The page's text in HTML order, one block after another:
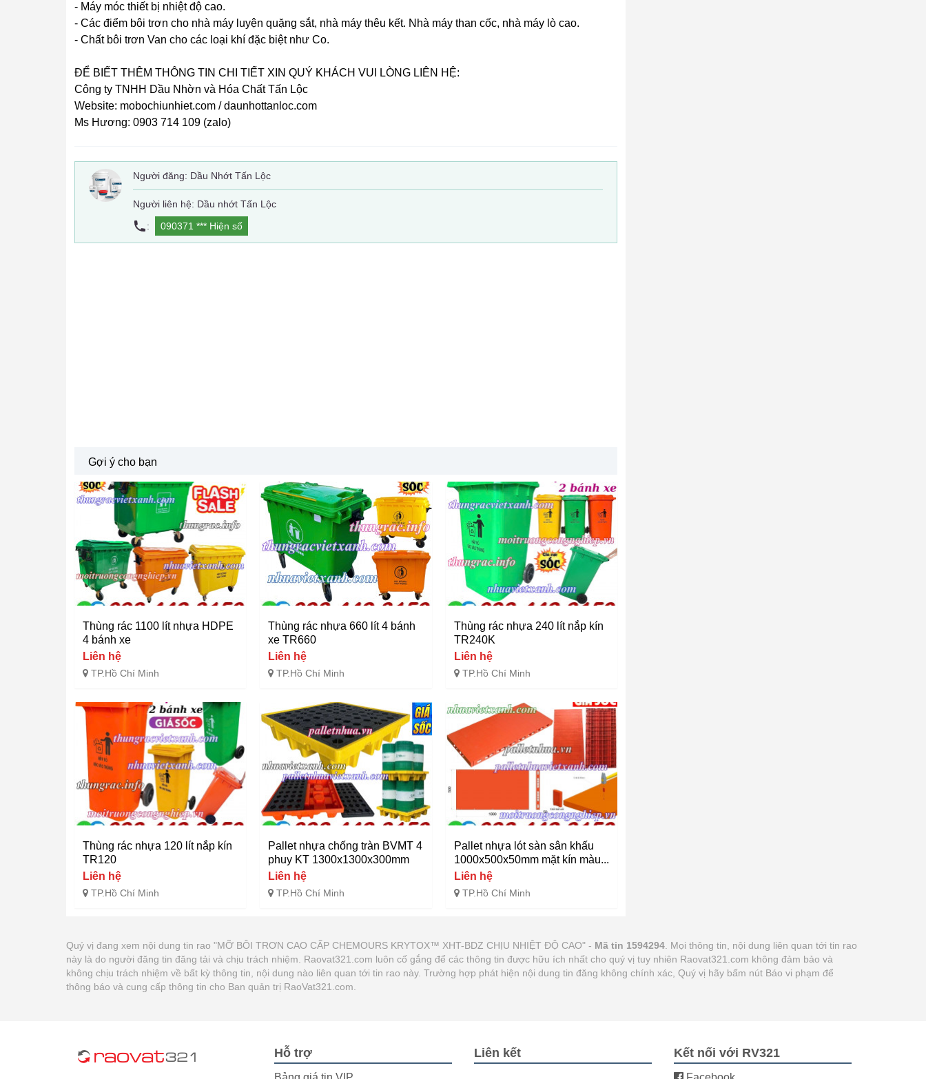
- Máy móc thiết bị nhiệt độ cao.
- Các điểm bôi trơn cho nhà máy luyện quặng sắt, nhà máy thêu kết. Nhà máy than cốc, nhà máy lò cao.
- Chất bôi trơn Van cho các loại khí đặc biệt như Co.
ĐỂ BIẾT THÊM THÔNG TIN CHI TIẾT XIN QUÝ KHÁCH VUI LÒNG LIÊN HỆ:
Công ty TNHH Dầu Nhờn và Hóa Chất Tấn Lộc
Website: mobochiunhiet.com / daunhottanloc.com
Ms Hương: 0903 714 109 (zalo)
Người đăng: Dầu Nhớt Tấn Lộc
Người liên hệ: Dầu nhớt Tấn Lộc
:
090371 *** Hiện số
Gợi ý cho bạn
Thùng rác 1100 lít nhựa HDPE
4 bánh xe
Liên hệ
TP.Hồ Chí Minh
Thùng rác nhựa 660 lít 4 bánh
xe TR660
Liên hệ
TP.Hồ Chí Minh
Thùng rác nhựa 240 lít nắp kín
TR240K
Liên hệ
TP.Hồ Chí Minh
Thùng rác nhựa 120 lít nắp kín
TR120
Liên hệ
TP.Hồ Chí Minh
Pallet nhựa chống tràn BVMT 4
phuy KT 1300x1300x300mm
Liên hệ
TP.Hồ Chí Minh
Pallet nhựa lót sàn sân khấu
1000x500x50mm mặt kín màu...
Liên hệ
TP.Hồ Chí Minh
Quý vị đang xem nội dung tin rao "MỠ BÔI TRƠN CAO CẤP CHEMOURS KRYTOX™ XHT-BDZ CHỊU NHIỆT ĐỘ CAO" - Mã tin 1594294 . Mọi thông tin, nội dung liên quan tới tin rao
này là do người đăng tin đăng tải và chịu trách nhiệm. Raovat321.com luôn cố gắng để các thông tin được hữu ích nhất cho quý vị tuy nhiên Raovat321.com không đảm bảo và
không chịu trách nhiệm về bất kỳ thông tin, nội dung nào liên quan tới tin rao này. Trường hợp phát hiện nội dung tin đăng không chính xác, Quý vị hãy bấm nút Báo vi phạm để
thông báo và cung cấp thông tin cho Ban quản trị RaoVat321.com.
Hỗ trợ Liên kết Kết nối với RV321